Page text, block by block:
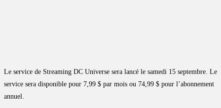
Le service de Streaming DC Universe sera lancé le samedi 15 septembre. Le
service sera disponible pour 7,99 $ par mois ou 74,99 $ pour l’abonnement
annuel.